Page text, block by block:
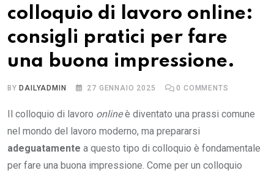
colloquio di lavoro online:
consigli pratici per fare
una buona impressione.
BYDAILYADMIN 27 GENNAIO 2025 0 COMMENTS
Il colloquio di lavoro onlineè diventato una prassi comune
nel mondo del lavoro moderno, ma prepararsi
adeguatamente a questo tipo di colloquio è fondamentale
per fare una buona impressione. Come per un colloquio